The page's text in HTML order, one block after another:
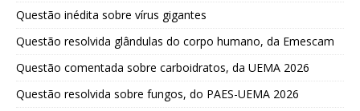
Questão inédita sobre vírus gigantes
Questão resolvida glândulas do corpo humano, da Emescam
Questão comentada sobre carboidratos, da UEMA 2026
Questão resolvida sobre fungos, do PAES-UEMA 2026